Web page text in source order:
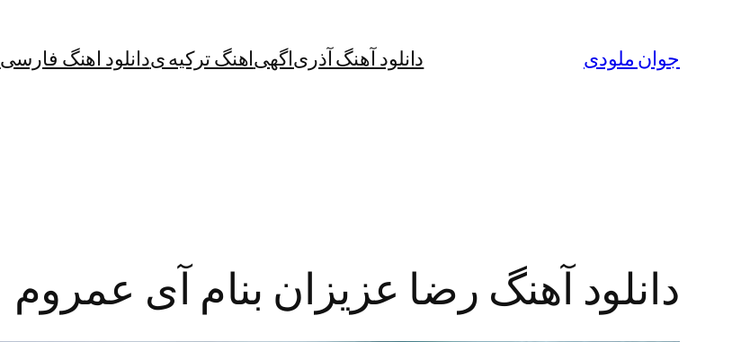
جوان ملودی دانلود آهنگ آذریاگهیاهنگ ترکیه یدانلود اهنگ فارسی
دانلود آهنگ رضا عزیزان بنام آی عمروم